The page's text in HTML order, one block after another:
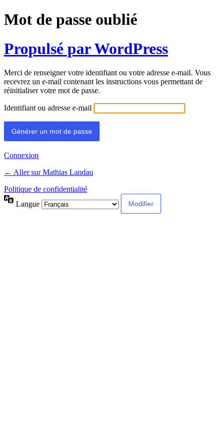
Mot de passe oublié
Propulsé par WordPress
Merci de renseigner votre identifiant ou votre adresse e-mail. Vous
recevrez un e-mail contenant les instructions vous permettant de
réinitialiser votre mot de passe.
Identifiant ou adresse e-mail
Connexion
← Aller sur Mathias Landau
Politique de confidentialité
Langue